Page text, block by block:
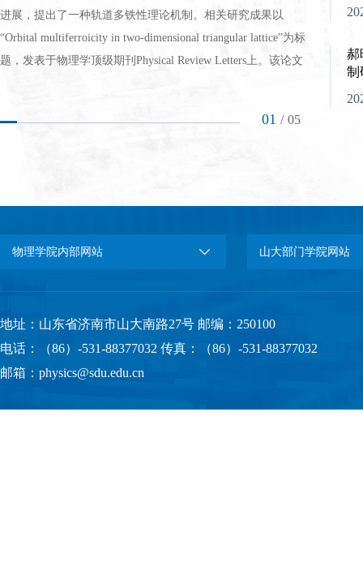
进展，提出了一种轨道多铁性理论机制。相关研究成果以
“Orbital multiferroicity in two-dimensional triangular lattice”为标
题，发表于物理学顶级期刊Physical Review Letters上。该论文
近
《
该工作
01 / 05
郝
制
星期四 10:00报告地点：知新楼C1011邀请人：于晓东报告内
容：Optimal strategies for shadow tomography with limited
resources报告摘要：Shadow tomography addresses the task of
程学院
态、无
要的应
01 / 05
氧
物理学院内部网站 山大部门学院网站
地址：山东省济南市山大南路27号 邮编：250100
电话：（86）-531-88377032 传真：（86）-531-88377032
邮箱：physics@sdu.edu.cn